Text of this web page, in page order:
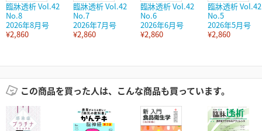
臨牀透析 Vol.42
No.8
2026年8月号
¥2,860
臨牀透析 Vol.42
No.7
2026年7月号
¥2,860
臨牀透析 Vol.42
No.6
2026年6月号
¥2,860
臨牀透析 Vol.42
No.5
2026年5月号
¥2,860
この商品を買った人は、こんな商品も買っています。